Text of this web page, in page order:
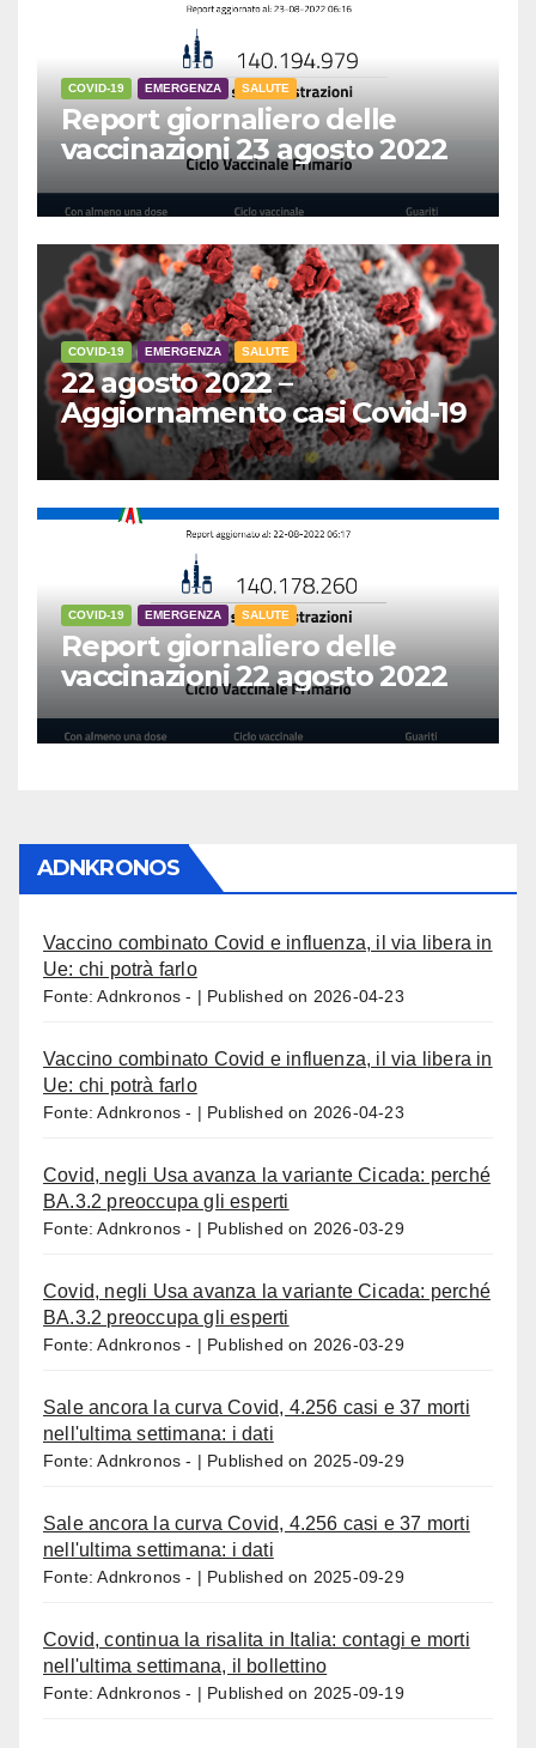
COVID-19 EMERGENZA SALUTE
Report giornaliero delle
vaccinazioni 23 agosto 2022
COVID-19 EMERGENZA SALUTE
22 agosto 2022 –
Aggiornamento casi Covid-19
COVID-19 EMERGENZA SALUTE
Report giornaliero delle
vaccinazioni 22 agosto 2022
ADNKRONOS
Vaccino combinato Covid e influenza, il via libera in
Ue: chi potrà farlo
Fonte: Adnkronos - Published on 2026-04-23
Vaccino combinato Covid e influenza, il via libera in
Ue: chi potrà farlo
Fonte: Adnkronos - Published on 2026-04-23
Covid, negli Usa avanza la variante Cicada: perché
BA.3.2 preoccupa gli esperti
Fonte: Adnkronos - Published on 2026-03-29
Covid, negli Usa avanza la variante Cicada: perché
BA.3.2 preoccupa gli esperti
Fonte: Adnkronos - Published on 2026-03-29
Sale ancora la curva Covid, 4.256 casi e 37 morti
nell'ultima settimana: i dati
Fonte: Adnkronos - Published on 2025-09-29
Sale ancora la curva Covid, 4.256 casi e 37 morti
nell'ultima settimana: i dati
Fonte: Adnkronos - Published on 2025-09-29
Covid, continua la risalita in Italia: contagi e morti
nell'ultima settimana, il bollettino
Fonte: Adnkronos - Published on 2025-09-19